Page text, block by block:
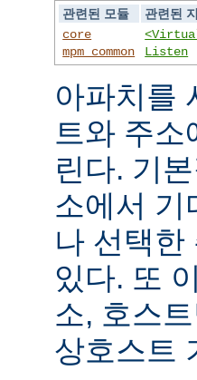
관련된 모듈
관련된
core
mpm_common
Listen
아파치를
트와 주소
린다. 기
소에서 기
나 선택한
있다. 또
소, 호스
상호스트